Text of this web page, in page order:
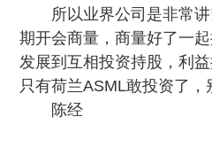
所以业界公司是非常
期开会商量，商量好了一
发展到互相投资持股，利
只有荷兰ASML敢投资了，
陈经